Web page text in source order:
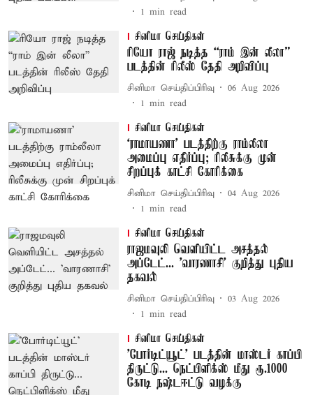
1 min read
சினிமா செய்திகள்
ரியோ ராஜ் நடித்த “ராம் இன் லீலா”
படத்தின் ரிலீஸ் தேதி அறிவிப்பு
சினிமா செய்திப்பிரிவு
06 Aug 2026
1 min read
சினிமா செய்திகள்
‘ராமாயணா’ படத்திற்கு ராம்லீலா
அமைப்பு எதிர்ப்பு; ரிலீசுக்கு முன்
சிறப்புக் காட்சி கோரிக்கை
சினிமா செய்திப்பிரிவு
04 Aug 2026
1 min read
சினிமா செய்திகள்
ராஜமவுலி வெளியிட்ட அசத்தல்
அப்டேட்... 'வாரணாசி' குறித்து புதிய
தகவல்
சினிமா செய்திப்பிரிவு
03 Aug 2026
1 min read
சினிமா செய்திகள்
'போர்டிட்யூட்' படத்தின் மாஸ்டர் காப்பி
திருட்டு... நெட்பிளிக்ஸ் மீது ரூ.1000
கோடி நஷ்டஈட்டு வழக்கு